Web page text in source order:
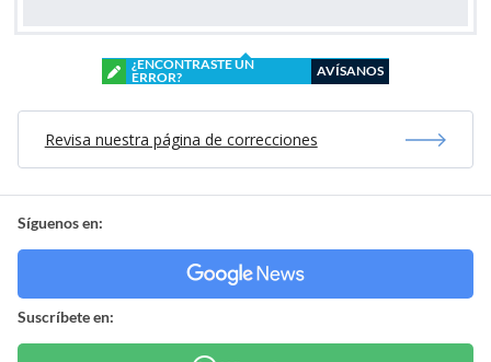
¿ENCONTRASTE UN
ERROR?
AVÍSANOS
Revisa nuestra página de correcciones
Síguenos en:
Suscríbete en: